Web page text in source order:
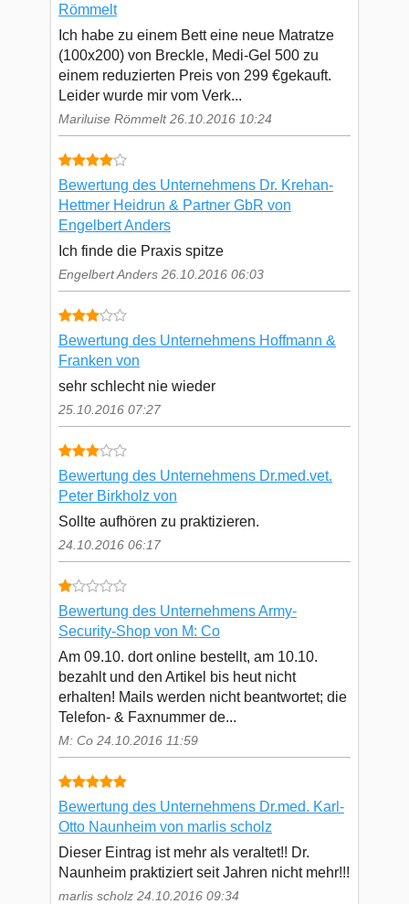
Römmelt
Ich habe zu einem Bett eine neue Matratze
(100x200) von Breckle, Medi-Gel 500 zu
einem reduzierten Preis von 299 €gekauft.
Leider wurde mir vom Verk...
Mariluise Römmelt 26.10.2016 10:24
Bewertung des Unternehmens Dr. Krehan-
Hettmer Heidrun & Partner GbR von
Engelbert Anders
Ich finde die Praxis spitze
Engelbert Anders 26.10.2016 06:03
Bewertung des Unternehmens Hoffmann &
Franken von
sehr schlecht nie wieder
25.10.2016 07:27
Bewertung des Unternehmens Dr.med.vet.
Peter Birkholz von
Sollte aufhören zu praktizieren.
24.10.2016 06:17
Bewertung des Unternehmens Army-
Security-Shop von M: Co
Am 09.10. dort online bestellt, am 10.10.
bezahlt und den Artikel bis heut nicht
erhalten! Mails werden nicht beantwortet; die
Telefon- & Faxnummer de...
M: Co 24.10.2016 11:59
Bewertung des Unternehmens Dr.med. Karl-
Otto Naunheim von marlis scholz
Dieser Eintrag ist mehr als veraltet!! Dr.
Naunheim praktiziert seit Jahren nicht mehr!!!
marlis scholz 24.10.2016 09:34